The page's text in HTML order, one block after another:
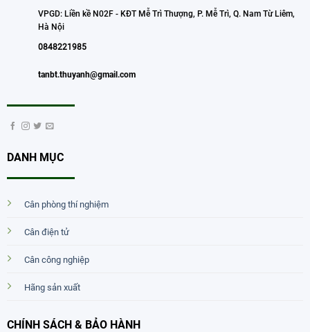
VPGD: Liền kề N02F - KĐT Mễ Trì Thượng, P. Mễ Trì, Q. Nam Từ Liêm,
Hà Nội
0848221985
tanbt.thuyanh@gmail.com
DANH MỤC
Cân phòng thí nghiệm
Cân điện tử
Cân công nghiệp
Hãng sản xuất
CHÍNH SÁCH & BẢO HÀNH